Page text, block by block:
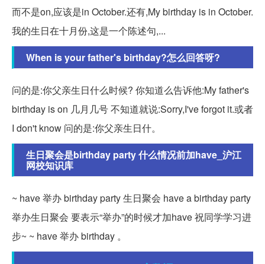
而不是on,应该是in October.还有,My birthday is in October.
我的生日在十月份,这是一个陈述句,...
When is your father's birthday?怎么回答呀?
问的是:你父亲生日什么时候? 你知道么告诉他:My father's
birthday is on 几月几号 不知道就说:Sorry,I've forgot it.或者
I don't know 问的是:你父亲生日什。
生日聚会是birthday party 什么情况前加have_沪江
网校知识库
~ have 举办 birthday party 生日聚会 have a birthday party
举办生日聚会 要表示“举办”的时候才加have 祝同学学习进
步~ ~ have 举办 birthday 。